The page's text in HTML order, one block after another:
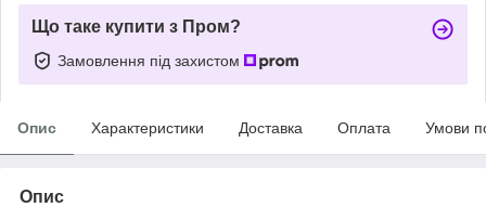
Що таке купити з Пром?
Замовлення під захистом
Опис Характеристики Доставка Оплата Умови
Опис